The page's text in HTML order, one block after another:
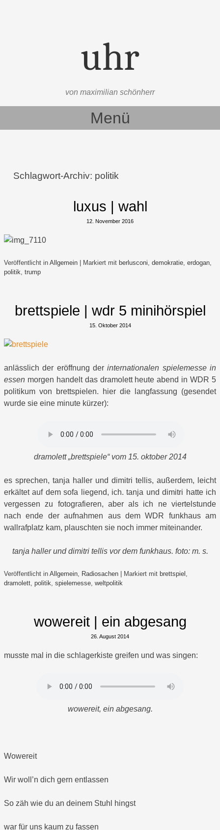
uhr
von maximilian schönherr
Menü
Schlagwort-Archiv: politik
luxus | wahl
12. November 2016
Veröffentlicht in Allgemein Markiert mit berlusconi, demokratie, erdogan,
politik, trump
brettspiele | wdr 5 minihörspiel
15. Oktober 2014
anlässlich der eröffnung derinternationalen spielemesse in
essen morgen handelt das dramolett heute abend in WDR 5
politikum von brettspielen. hier die langfassung (gesendet
wurde sie eine minute kürzer):
dramolett „brettspiele“ vom 15. oktober 2014
es sprechen, tanja haller und dimitri tellis, außerdem, leicht
erkältet auf dem sofa liegend, ich. tanja und dimitri hatte ich
vergessen zu fotografieren, aber als ich ne viertelstunde
nach ende der aufnahmen aus dem WDR funkhaus am
wallrafplatz kam, plauschten sie noch immer miteinander.
tanja haller und dimitri tellis vor dem funkhaus. foto: m. s.
Veröffentlicht in Allgemein, Radiosachen Markiert mit brettspiel ,
dramolett, politik, spielemesse, weltpolitik
wowereit | ein abgesang
26. August 2014
musste mal in die schlagerkiste greifen und was singen:
wowereit, ein abgesang.
Wowereit
Wir woll’n dich gern entlassen
So zäh wie du an deinem Stuhl hingst
war für uns kaum zu fassen